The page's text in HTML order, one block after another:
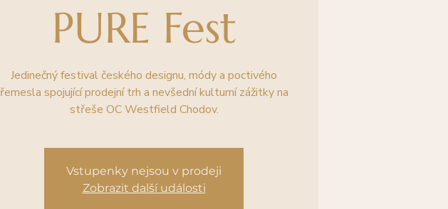
PURE Fest
Jedinečný festival českého designu, módy a poctivého
řemesla spojující prodejní trh a nevšední kulturní zážitky na
střeše OC Westfield Chodov.
Vstupenky nejsou v prodeji
Zobrazit další události